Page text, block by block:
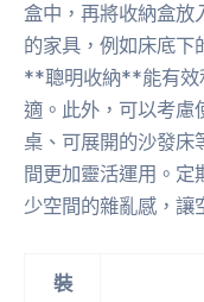
盒中，再將收納盒放
的家具，例如床底下
**聰明收納**能有效
適。此外，可以考慮
桌、可展開的沙發床
間更加靈活運用。定
少空間的雜亂感，讓
裝